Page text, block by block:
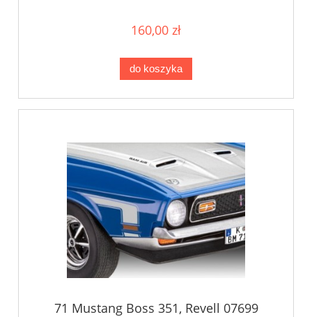
160,00 zł
do koszyka
71 Mustang Boss 351, Revell 07699